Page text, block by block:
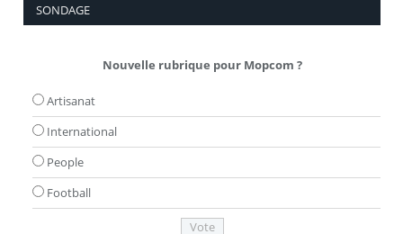
SONDAGE
Nouvelle rubrique pour Mopcom ?
Artisanat
International
People
Football